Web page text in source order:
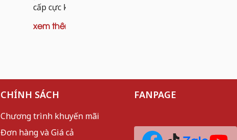
cấp cực kỳ đáng thử. Thay vì...
xem thêm
CHÍNH SÁCH
Chương trình khuyến mãi
Đơn hàng và Giá cả
FANPAGE